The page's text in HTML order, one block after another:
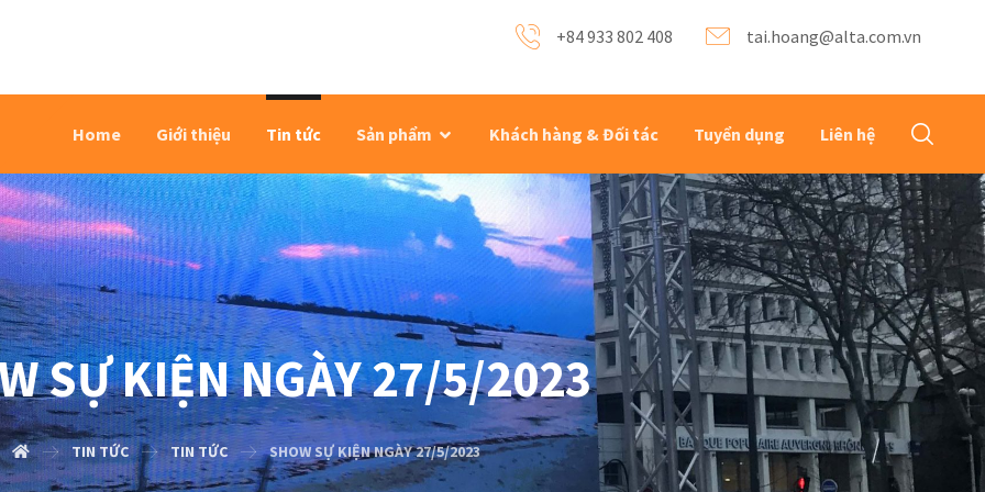
tai.hoang@alta.com.vn
+84 933 802 408
Home Giới thiệu Tin tức Sản phẩm Khách hàng & Đối tác Tuyển dụng Liên hệ
SỰ KIỆN NGÀY 27/5/2023
TIN TỨC TIN TỨC SHOW SỰ KIỆN NGÀY 27/5/2023